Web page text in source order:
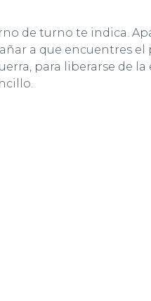
de turno te indica.
a que encuentres
para liberarse de